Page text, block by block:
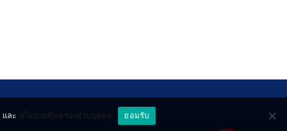
และ นโยบายคุ้มครองส่วนบุคคล ยอมรับ